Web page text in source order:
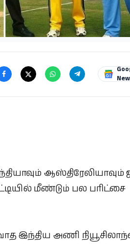
ஆஸ்திரேலியாவும்
மீண்டும் பல பரிட்சை
இந்திய அணி